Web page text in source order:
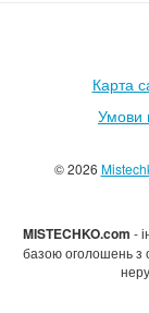
© 2026
Карта
Умови
MISTECHKO.com -
базою оголошень з